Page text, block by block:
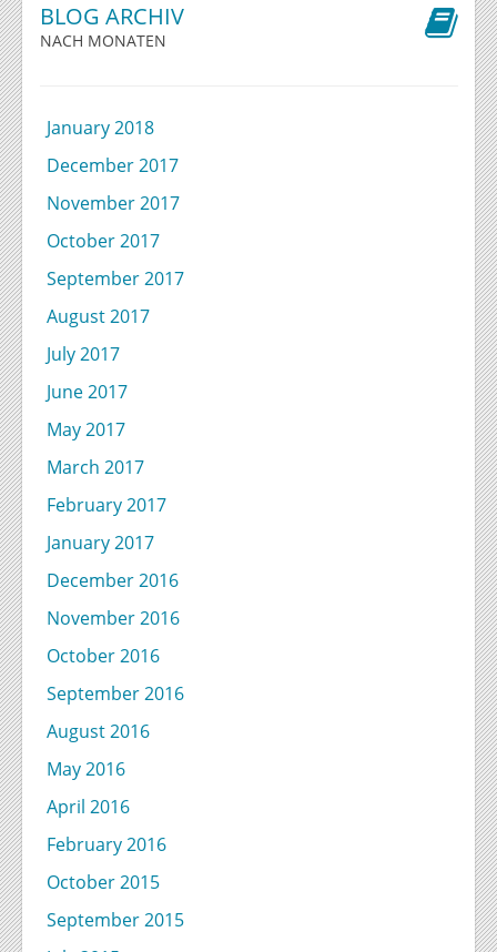
BLOG ARCHIV
NACH MONATEN
January 2018
December 2017
November 2017
October 2017
September 2017
August 2017
July 2017
June 2017
May 2017
March 2017
February 2017
January 2017
December 2016
November 2016
October 2016
September 2016
August 2016
May 2016
April 2016
February 2016
October 2015
September 2015